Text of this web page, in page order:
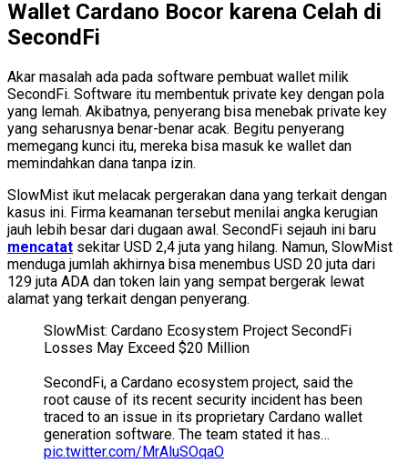
Wallet Cardano Bocor karena Celah di
SecondFi
Akar masalah ada pada software pembuat wallet milik
SecondFi. Software itu membentuk private key dengan pola
yang lemah. Akibatnya, penyerang bisa menebak private key
yang seharusnya benar-benar acak. Begitu penyerang
memegang kunci itu, mereka bisa masuk ke wallet dan
memindahkan dana tanpa izin.
SlowMist ikut melacak pergerakan dana yang terkait dengan
kasus ini. Firma keamanan tersebut menilai angka kerugian
jauh lebih besar dari dugaan awal. SecondFi sejauh ini baru
mencatat sekitar USD 2,4 juta yang hilang. Namun, SlowMist
menduga jumlah akhirnya bisa menembus USD 20 juta dari
129 juta ADA dan token lain yang sempat bergerak lewat
alamat yang terkait dengan penyerang.
SlowMist: Cardano Ecosystem Project SecondFi
Losses May Exceed $20 Million
SecondFi, a Cardano ecosystem project, said the
root cause of its recent security incident has been
traced to an issue in its proprietary Cardano wallet
generation software. The team stated it has…
pic.twitter.com/MrAluSOqaO